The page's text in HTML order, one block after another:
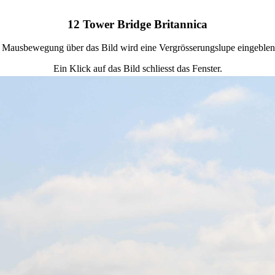
12 Tower Bridge Britannica
über das Bild wird eine Vergrösserungslupe
Ein Klick auf das Bild schliesst das Fenster.